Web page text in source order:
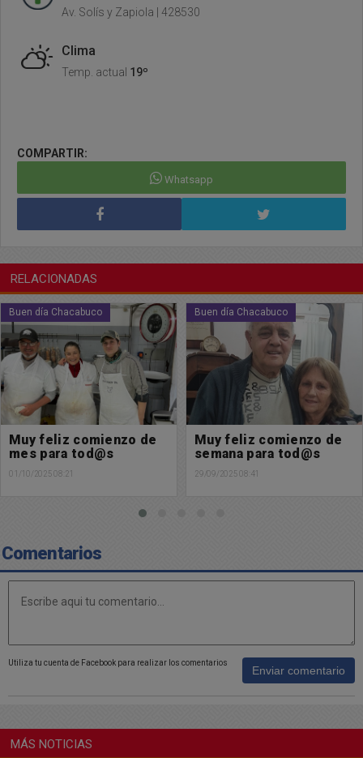
Av. Solís y Zapiola | 428530
Clima
Temp. actual 19º
COMPARTIR:
Whatsapp
RELACIONADAS
Buen día Chacabuco
Muy feliz comienzo de
semana para tod@s
29/09/2025 08:41
Buen día Chacabuco
Feliz martes para tod@s
23/09/2025 08:37
Comentarios
Utiliza tu cuenta de Facebook para realizar los comentarios
Enviar comentario
MÁS NOTICIAS